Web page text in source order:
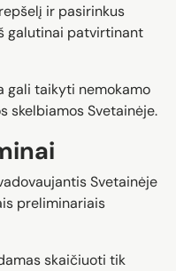
ir pasirinkus
galutinai patvirtinant
gali taikyti nemokamo
skelbiamos Svetainėje.
Svetainėje
preliminariais
skaičiuoti tik